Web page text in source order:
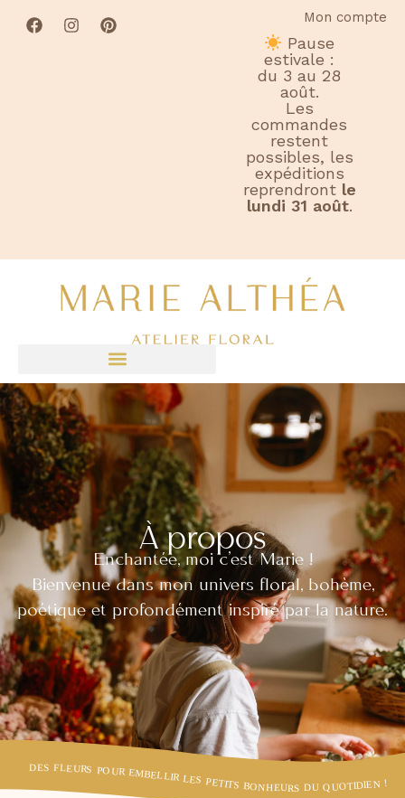
Mon compte
Pause
estivale :
du 3 au 28
août.
Les
commandes
restent
possibles, les
expéditions
reprendront le
lundi 31 août.
À propos
Enchantée, moi c’est Marie !
Bienvenue dans mon univers floral, bohème,
poétique et profondément inspiré par la nature.